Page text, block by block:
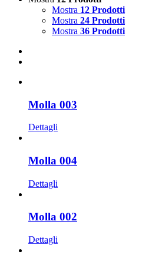
Mostra 12 Prodotti
Mostra 24 Prodotti
Mostra 36 Prodotti
Molla 003
Dettagli
Molla 004
Dettagli
Molla 002
Dettagli